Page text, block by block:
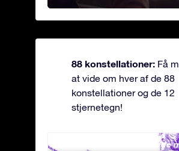
88 konstellationer: Få
at vide om hver af de 88
konstellationer og de 12
stjernetegn!
Andromeda - Den lænkede